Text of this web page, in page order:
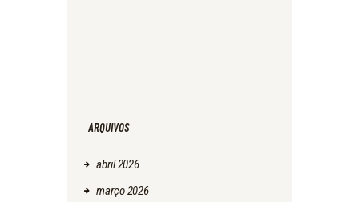
ARQUIVOS
abril2026
março2026